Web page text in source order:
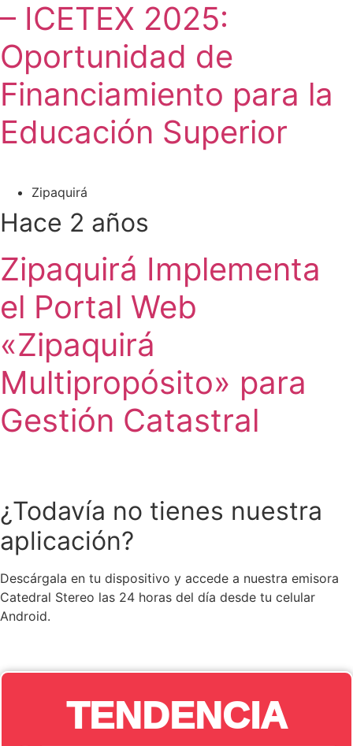
– ICETEX 2025:
Oportunidad de
Financiamiento para la
Educación Superior
Zipaquirá
Hace 2 años
Zipaquirá Implementa
el Portal Web
«Zipaquirá
Multipropósito» para
Gestión Catastral
¿Todavía no tienes nuestra
aplicación?
Descárgala en tu dispositivo y accede a nuestra emisora
Catedral Stereo las 24 horas del día desde tu celular
Android.
TENDENCIA